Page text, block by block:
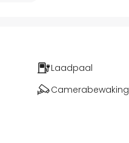
Laadpaal
Camerabewaking